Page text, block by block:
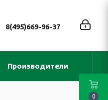
8(495)669-96-37
Производители
0